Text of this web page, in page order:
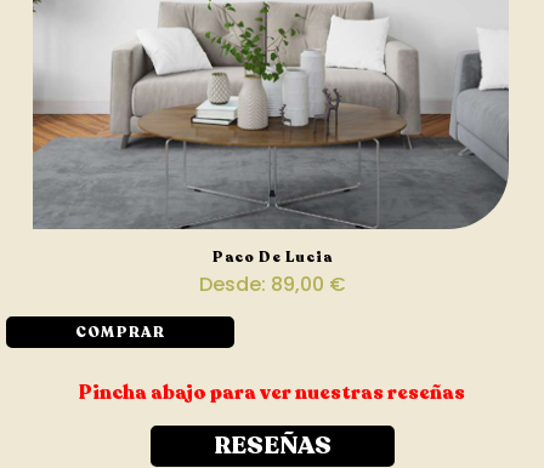
Paco De Lucia
Desde: 89,00 €
COMPRAR
Pincha abajo para ver nuestras reseñas
RESEÑAS